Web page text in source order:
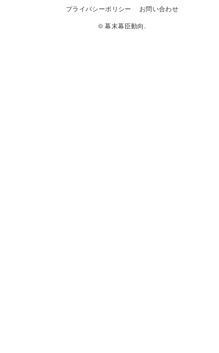
プライバシーポリシー
お問い合わせ
© 幕末幕臣動向.